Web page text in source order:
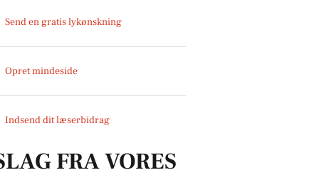
Send en gratis lykønskning
Opret mindeside
Indsend dit læserbidrag
FRA VORES